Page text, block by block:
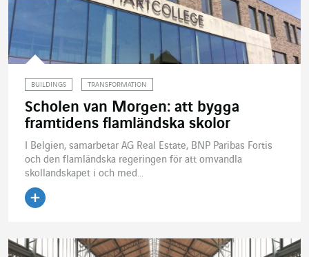
BUILDINGS TRANSFORMATION
Scholen van Morgen: att bygga
framtidens flamländska skolor
I Belgien, samarbetar AG Real Estate, BNP Paribas Fortis
och den flamländska regeringen för att omvandla
skollandskapet i och med...